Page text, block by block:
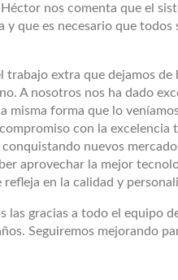
nos comenta que el
y que es necesario que
extra que dejamos de
A nosotros nos ha dado
misma forma que lo
con la
nuevos
aprovechar la mejor
en la calidad y
las gracias a todo el equipo
Seguiremos mejorando